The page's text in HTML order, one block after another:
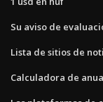
Su aviso de
Lista de sitios de
Calculadora de